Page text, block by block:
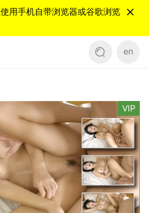
用手机自带浏览器或谷歌浏览
en
VIP